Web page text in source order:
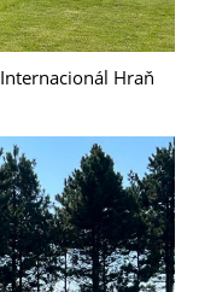
Hraň